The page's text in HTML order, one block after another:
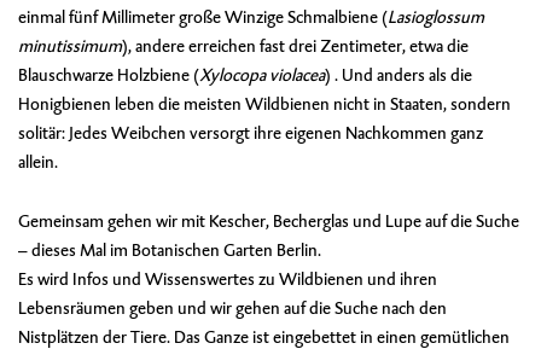
einmal fünf Millimeter große Winzige Schmalbiene (Lasioglossum
minutissimum), andere erreichen fast drei Zentimeter, etwa die
Blauschwarze Holzbiene (Xylocopa violacea) . Und anders als die
Honigbienen leben die meisten Wildbienen nicht in Staaten, sondern
solitär: Jedes Weibchen versorgt ihre eigenen Nachkommen ganz
allein.
Gemeinsam gehen wir mit Kescher, Becherglas und Lupe auf die Suche
– dieses Mal im Botanischen Garten Berlin.
Es wird Infos und Wissenswertes zu Wildbienen und ihren
Lebensräumen geben und wir gehen auf die Suche nach den
Nistplätzen der Tiere. Das Ganze ist eingebettet in einen gemütlichen